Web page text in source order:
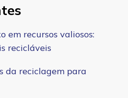
em recursos valiosos:
recicláveis
da reciclagem para